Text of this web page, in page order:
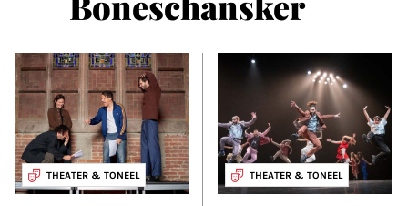
THEATER & TONEEL THEATER & TONEEL